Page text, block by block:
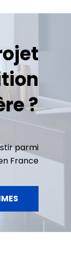
?
parmi
France